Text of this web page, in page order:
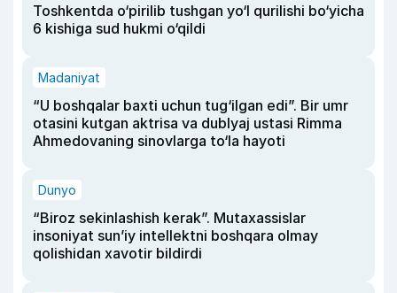
Toshkentda o‘pirilib tushgan yo‘l qurilishi bo‘yicha
6 kishiga sud hukmi o‘qildi
Madaniyat
“U boshqalar baxti uchun tug‘ilgan edi”. Bir umr
otasini kutgan aktrisa va dublyaj ustasi Rimma
Ahmedovaning sinovlarga to‘la hayoti
Dunyo
“Biroz sekinlashish kerak”. Mutaxassislar
insoniyat sun’iy intellektni boshqara olmay
qolishidan xavotir bildirdi